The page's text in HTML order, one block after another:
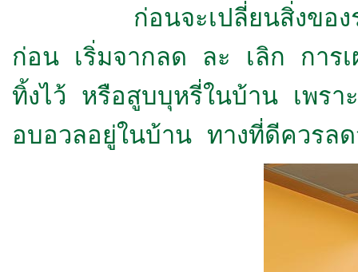
ก่อนจะเปลี่ยนสิ่งของรอบข้
ก่อน เริ่มจากลด ละ เลิก การ
ทิ้งไว้ หรือสูบบุหรี่ในบ้าน เพรา
อบอวลอยู่ในบ้าน ทางที่ดีควรล